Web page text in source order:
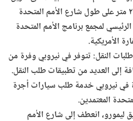
ليمورو. امشِ حوالي ٢٠٠ متر على طول شارع الأمم المتحدة
لمجمع برنامج الأمم المتحدة
الأمريكية.
النقل: تتوفر في نيروبي وفرة من
إلى العديد من تطبيقات طلب النقل.
في نيروبي خدمة طلب سيارات أجرة
المعتمدين.
ليمورو، انعطف إلى شارع الأمم